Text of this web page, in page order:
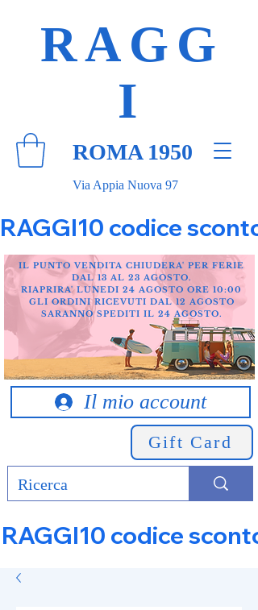
Via Appia Nuova 97
RAGG
I
ROMA 1950
RAGGI10 codice
Il mio account
Gift Card
IL PUNTO VENDITA CHIUDERA' PER FERIE
DAL 13 AL 23 AGOSTO.
RIAPRIRA' LUNEDI 24 AGOSTO ORE 10:00
GLI ORDINI RICEVUTI DAL 12 AGOSTO
SARANNO SPEDITI IL 24 AGOSTO.
RAGGI10 codice